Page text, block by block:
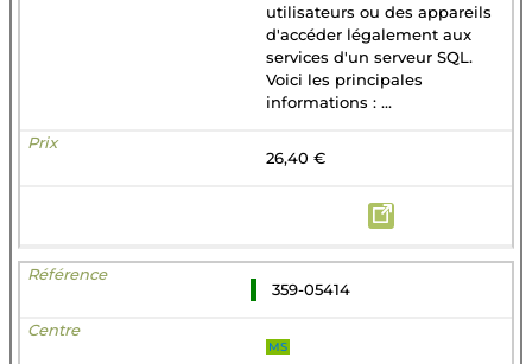
utilisateurs ou des appareils
d'accéder légalement aux
services d'un serveur SQL.
Voici les principales
informations : ...
26,40 €
359-05414
MS